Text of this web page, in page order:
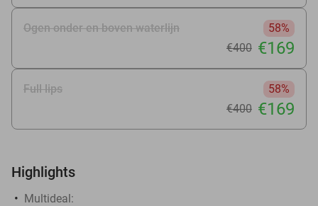
Ogen onder en boven waterlijn
58%
€400 €169
Full lips
58%
€400 €169
Highlights
Multideal: